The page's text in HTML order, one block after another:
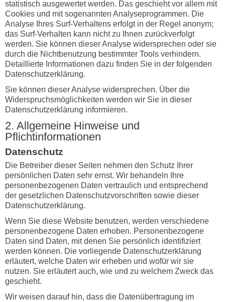
statistisch ausgewertet werden. Das geschieht vor allem mit
Cookies und mit sogenannten Analyseprogrammen. Die
Analyse Ihres Surf-Verhaltens erfolgt in der Regel anonym;
das Surf-Verhalten kann nicht zu Ihnen zurückverfolgt
werden. Sie können dieser Analyse widersprechen oder sie
durch die Nichtbenutzung bestimmter Tools verhindern.
Detaillierte Informationen dazu finden Sie in der folgenden
Datenschutzerklärung.
Sie können dieser Analyse widersprechen. Über die
Widerspruchsmöglichkeiten werden wir Sie in dieser
Datenschutzerklärung informieren.
2. Allgemeine Hinweise und
Pflichtinformationen
Datenschutz
Die Betreiber dieser Seiten nehmen den Schutz Ihrer
persönlichen Daten sehr ernst. Wir behandeln Ihre
personenbezogenen Daten vertraulich und entsprechend
der gesetzlichen Datenschutzvorschriften sowie dieser
Datenschutzerklärung.
Wenn Sie diese Website benutzen, werden verschiedene
personenbezogene Daten erhoben. Personenbezogene
Daten sind Daten, mit denen Sie persönlich identifiziert
werden können. Die vorliegende Datenschutzerklärung
erläutert, welche Daten wir erheben und wofür wir sie
nutzen. Sie erläutert auch, wie und zu welchem Zweck das
geschieht.
Wir weisen darauf hin, dass die Datenübertragung im